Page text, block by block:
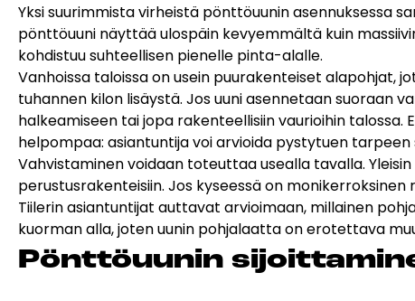
ESITTEET, HINNASTOT
TIILERI
Kotikäynti
Yksi suurimmista virheistä pönttöuunin asennuksessa
pönttöuuni näyttää ulospäin kevyemmältä kuin
kohdistuu suhteellisen pienelle pinta-alalle.
Vanhoissa taloissa on usein puurakenteiset
tuhannen kilon lisäystä. Jos uuni asennetaan suoraan
halkeamiseen tai jopa rakenteellisiin vaurioihin
helpompaa: asiantuntija voi arvioida pystytuen tarpeen
Vahvistaminen voidaan toteuttaa usealla tavalla.
perustusrakenteisiin. Jos kyseessä on
Tiilerin asiantuntijat auttavat arvioimaan, millainen
kuorman alla, joten uunin pohjalaatta on erotettava
Pönt­töuu­nin